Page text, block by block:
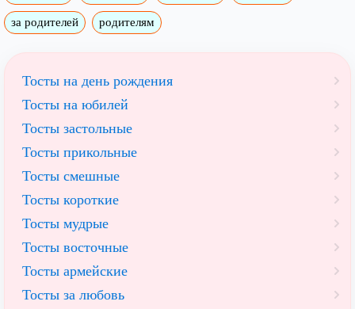
за родителей родителям
Тосты на день рождения
Тосты на юбилей
Тосты застольные
Тосты прикольные
Тосты смешные
Тосты короткие
Тосты мудрые
Тосты восточные
Тосты армейские
Тосты за любовь